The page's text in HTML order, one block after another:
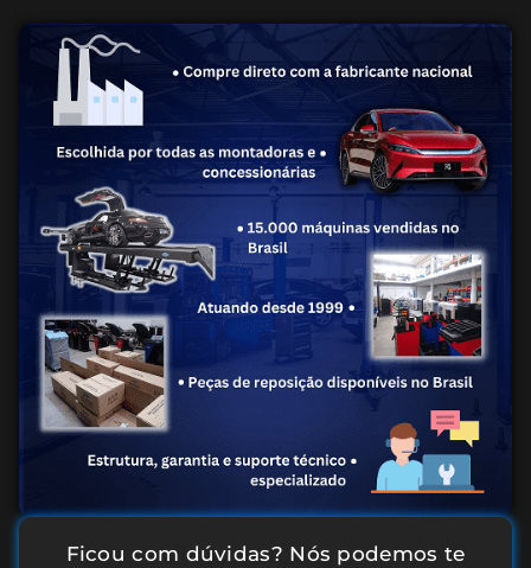
Ficou com dúvidas? Nós podemos te